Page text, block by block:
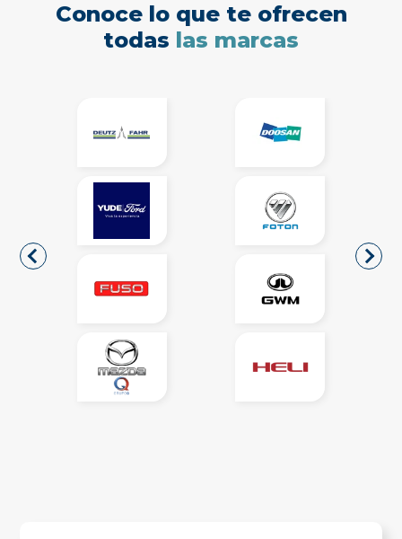
Conoce lo que te ofrecen
todas las marcas